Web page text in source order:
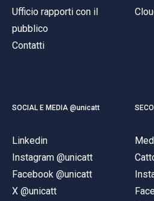
Ufficio rapporti con il
pubblico
Contatti
SOCIAL E MEDIA @unicatt
Linkedin
Instagram @unicatt
Facebook @unicatt
X @unicatt